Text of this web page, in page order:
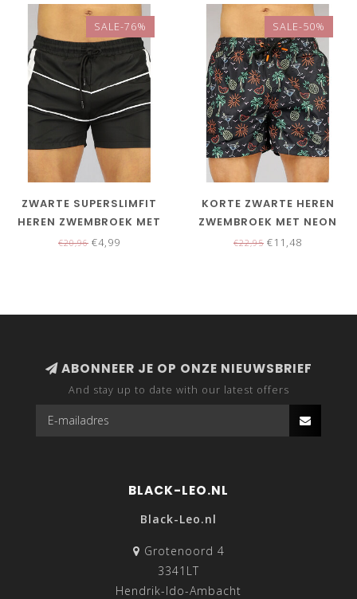
SALE-76%
ZWARTE SUPERSLIMFIT
HEREN ZWEMBROEK MET
STREPEN
€20,96 €4,99
SALE-50%
KORTE ZWARTE HEREN
ZWEMBROEK MET NEON
PRINT
€22,95 €11,48
ABONNEER JE OP ONZE NIEUWSBRIEF
And stay up to date with our latest offers
BLACK-LEO.NL
Black-Leo.nl
Grotenoord 4
3341LT
Hendrik-Ido-Ambacht